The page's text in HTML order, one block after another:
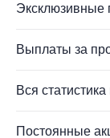
Эксклюзивные
Выплаты за
Вся
Постоянные